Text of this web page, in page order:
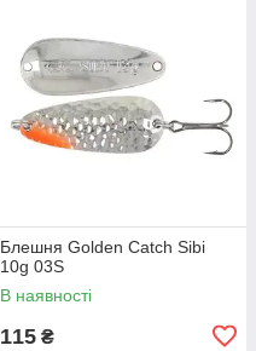
Блешня Golden Catch Sibi
10g 03S
В наявності
115 ₴